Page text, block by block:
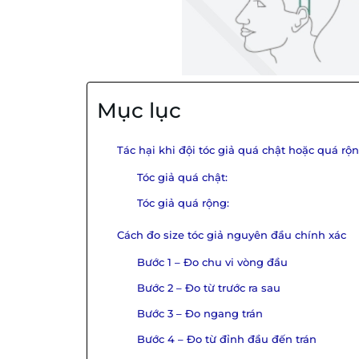
Mục lục
Tác hại khi đội tóc giả quá chật hoặc quá
Tóc giả quá chật:
Tóc giả quá rộng:
Cách đo size tóc giả nguyên đầu chính xác
Bước 1 – Đo chu vi vòng đầu
Bước 2 – Đo từ trước ra sau
Bước 3 – Đo ngang trán
Bước 4 – Đo từ đỉnh đầu đến trán